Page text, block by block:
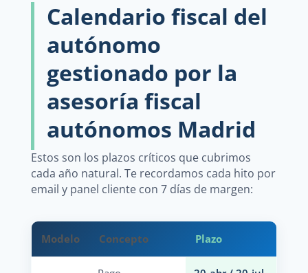
Calendario fiscal del
autónomo
gestionado por la
asesoría fiscal
autónomos Madrid
Estos son los plazos críticos que cubrimos
cada año natural. Te recordamos cada hito por
email y panel cliente con 7 días de margen:
Modelo Concepto Plazo